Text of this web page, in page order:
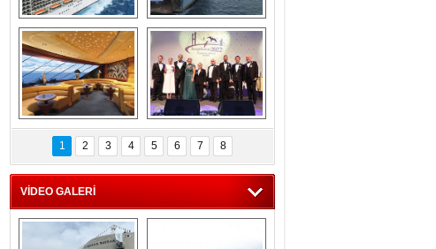
“Gemi içinde gemi”
konsepti ile MSC
Splendida
Dünyada tek!
Denizaltı yüzer
havuzu intikal
seyrine başladı
MSC'den 55 milyon
euroluk turizm geliri
müjdesi
5. Bosphorus Ship
Brokers Dinner,
İstanbul’da yapıldı
1 2 3 4 5 6 7 8
VİDEO GALERİ